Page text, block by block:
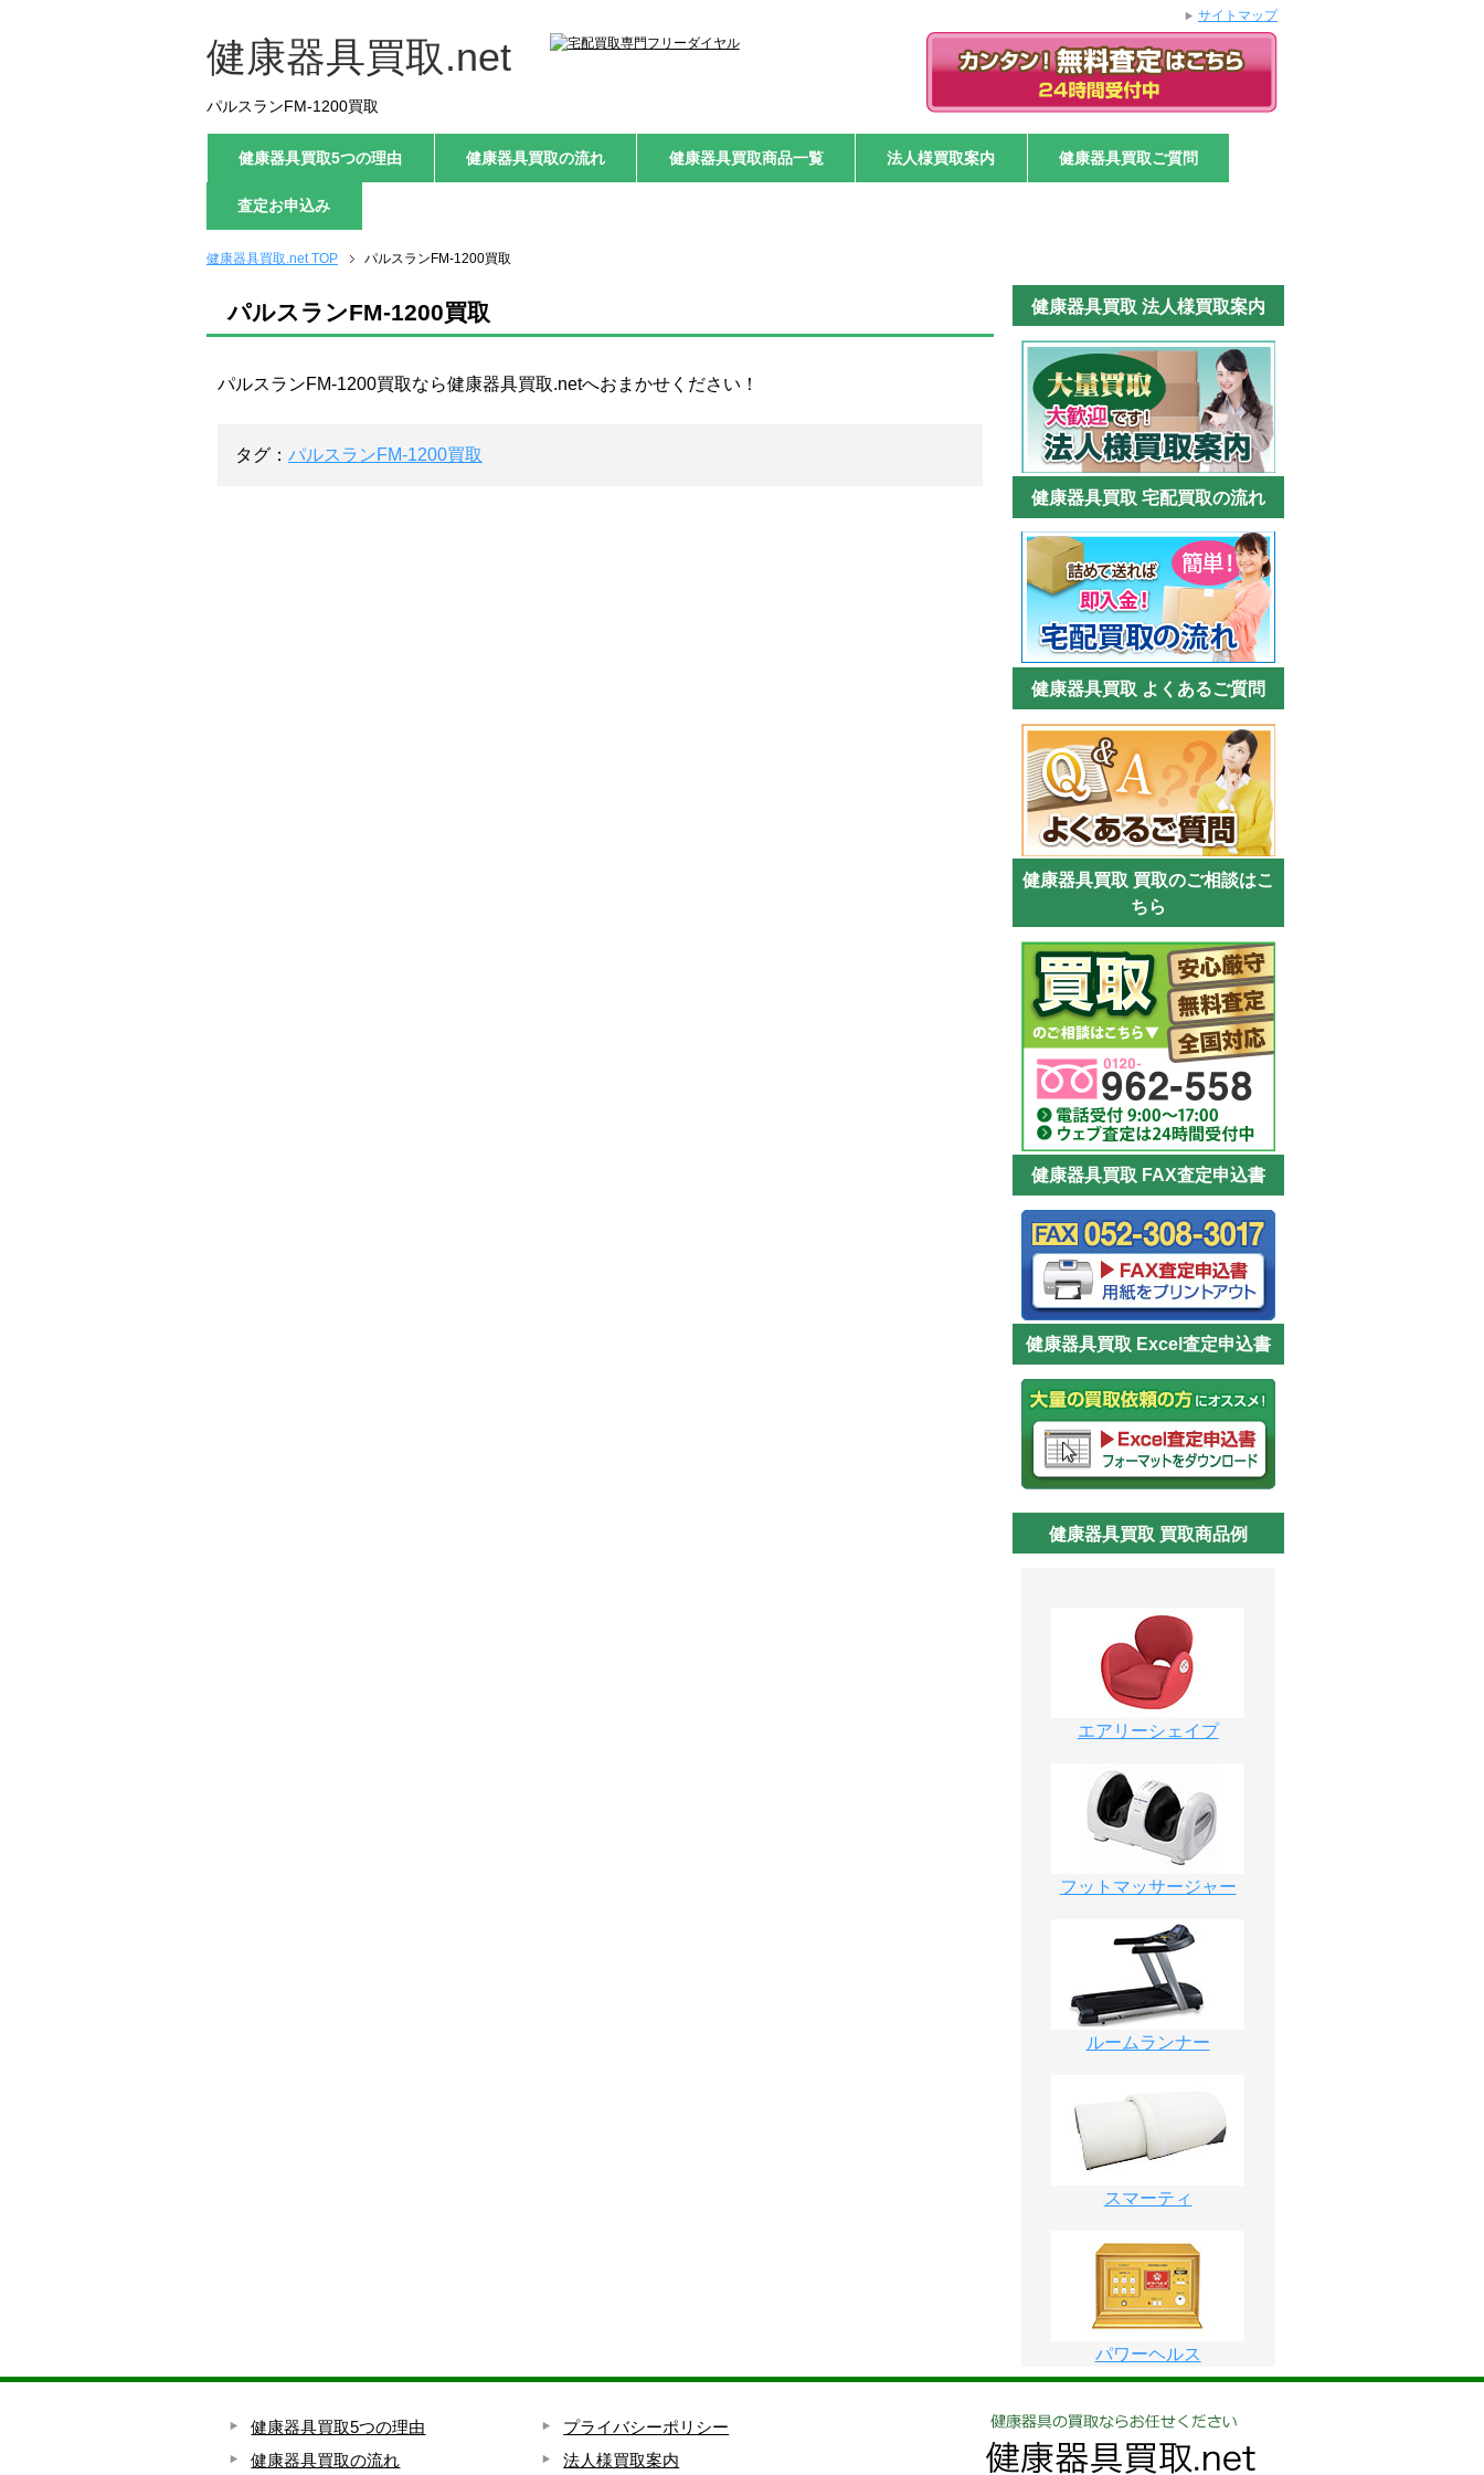
健康器具買取.net
パルスランFM-1200買取
健康器具買取5つの理由 健康器具買取の流れ 健康器具買取商品一覧 法人様買取案内 健康器具買取ご質問
査定お申込み
健康器具買取.net TOP パルスランFM-1200買取
パルスランFM-1200買取
パルスランFM-1200買取なら健康器具買取.netへおまかせください！
タグ： パルスランFM-1200買取
健康器具買取 法人様買取案内
健康器具買取 宅配買取の流れ
健康器具買取 よくあるご質問
健康器具買取 買取のご相談はこ
ちら
健康器具買取 FAX査定申込書
健康器具買取 Excel査定申込書
健康器具買取 買取商品例
エアリーシェイプ
フットマッサージャー
ルームランナー
スマーティ
パワーヘルス
健康器具買取5つの理由
健康器具買取の流れ
プライバシーポリシー
法人様買取案内
サイトマップ